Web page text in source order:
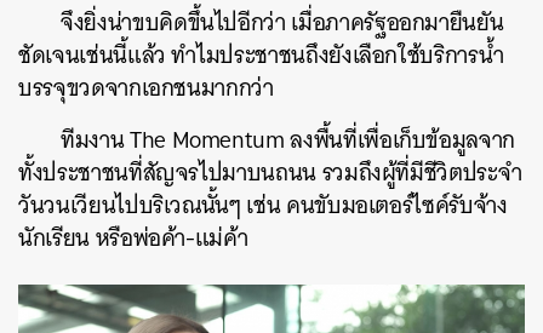
จึงยิ่งน่าขบคิดขึ้นไปอีกว่า เมื่อภาครัฐออกมายืนยัน
ชัดเจนเช่นนี้แล้ว ทำไมประชาชนถึงยังเลือกใช้บริการน้ำ
บรรจุขวดจากเอกชนมากกว่า
ทีมงาน The Momentum ลงพื้นที่เพื่อเก็บข้อมูลจาก
ทั้งประชาชนที่สัญจรไปมาบนถนน รวมถึงผู้ที่มีชีวิตประจำ
วันวนเวียนไปบริเวณนั้นๆ เช่น คนขับมอเตอร์ไซค์รับจ้าง
นักเรียน หรือพ่อค้า-แม่ค้า